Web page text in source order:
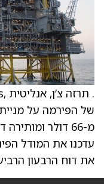
מ-66 דולר
עדכנו את המודל
את דוח הרבעון